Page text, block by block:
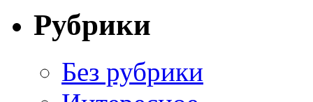
Рубрики
Без рубрики